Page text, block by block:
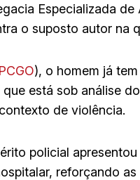
Especializada
o suposto autor na
PCGO), o homem já
está sob análise
de violência.
policial
reforçando